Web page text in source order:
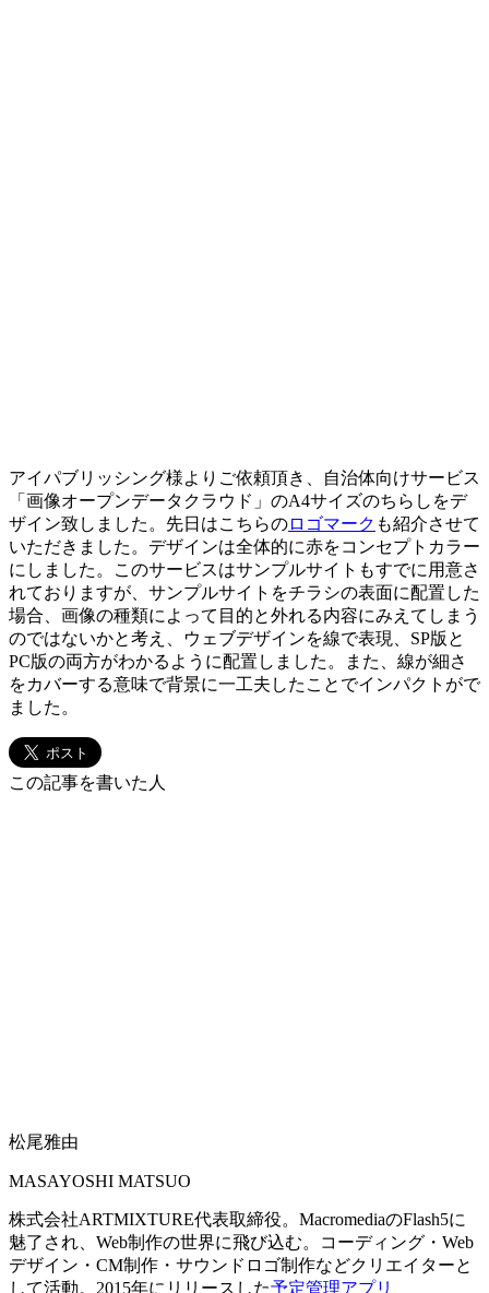
アイパブリッシング様よりご依頼頂き、自治体向けサービス
「画像オープンデータクラウド」のA4サイズのちらしをデ
ザイン致しました。先日はこちらのロゴマーク も紹介させて
いただきました。デザインは全体的に赤をコンセプトカラー
にしました。このサービスはサンプルサイトもすでに用意さ
れておりますが、サンプルサイトをチラシの表面に配置した
場合、画像の種類によって目的と外れる内容にみえてしまう
のではないかと考え、ウェブデザインを線で表現、SP版と
PC版の両方がわかるように配置しました。また、線が細さ
をカバーする意味で背景に一工夫したことでインパクトがで
ました。
この記事を書いた人
松尾雅由
MASAYOSHI MATSUO
株式会社ARTMIXTURE代表取締役。MacromediaのFlash5に
魅了され、Web制作の世界に飛び込む。コーディング・Web
デザイン・CM制作・サウンドロゴ制作などクリエイターと
して活動。2015年にリリースした予定管理アプリ